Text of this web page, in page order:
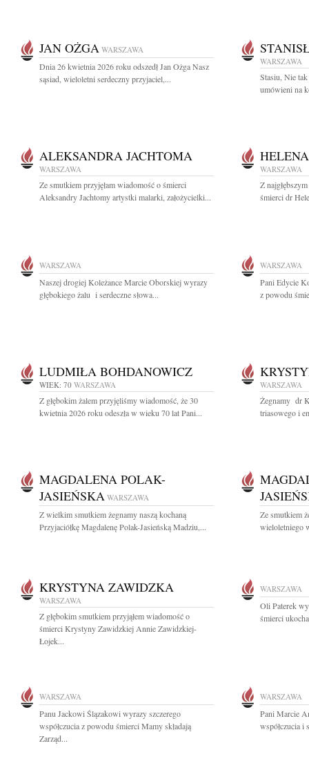
JAN OŻGA WARSZAWA
Dnia 26 kwietnia 2026 roku odszedł Jan Ożga Nasz
sąsiad, wieloletni serdeczny przyjaciel,...
WARSZAWA
Stasiu, Nie
umówieni na
ALEKSANDRA JACHTOMA
WARSZAWA
Ze smutkiem przyjęłam wiadomość o śmierci
Aleksandry Jachtomy artystki malarki, założycielki...
WARSZAWA
Z
śmierci dr
WARSZAWA
Naszej drogiej Koleżance Marcie Oborskiej wyrazy
głębokiego żalu i serdeczne słowa...
WARSZAWA
Pani Edycie
z powodu
LUDMIŁA BOHDANOWICZ
WIEK: 70 WARSZAWA
Z głębokim żalem przyjęliśmy wiadomość, że 30
kwietnia 2026 roku odeszła w wieku 70 lat Pani...
WARSZAWA
Żegnamy dr
triasowego i
MAGDALENA POLAK-
JASIEŃSKA WARSZAWA
Z wielkim smutkiem żegnamy naszą kochaną
Przyjaciółkę Magdalenę Polak-Jasieńską Madziu,...
Ze smutkiem
wieloletniego
KRYSTYNA ZAWIDZKA
WARSZAWA
Z głębokim smutkiem przyjąłem wiadomość o
śmierci Krystyny Zawidzkiej Annie Zawidzkiej-
Łojek...
WARSZAWA
Oli Paterek
śmierci
WARSZAWA
Panu Jackowi Ślązakowi wyrazy szczerego
współczucia z powodu śmierci Mamy składają
Zarząd...
WARSZAWA
Pani Marcie
współczucia i